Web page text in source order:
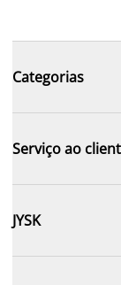
Categorias
Serviço ao
JYSK